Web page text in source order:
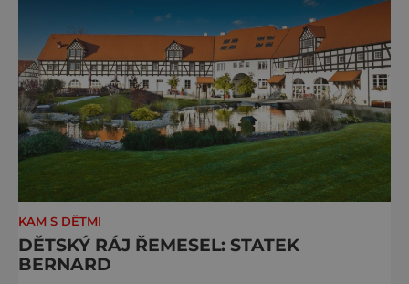
KAM S DĚTMI
DĚTSKÝ RÁJ ŘEMESEL: STATEK
BERNARD